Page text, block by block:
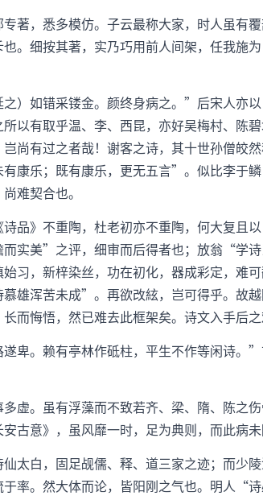
著，悉多模仿。子云最称大家，时人虽有覆
细按其著，实乃巧用前人间架，任我施
）如错采镂金。颜终身病之。”后宋人亦
以有取乎温、李、西昆，亦好吴梅村、陈
尚有过之者哉！谢客之诗，其十世孙僧皎
康乐；既有康乐，更无五言”。似比李于
难契合也。
品》不重陶，杜老初亦不重陶，何大复
实美”之评，细审而后得者也；放翁“学
习，新梓染丝，功在初化，器成彩定，难
浑苦未成”。再欲改絃，岂可得乎。故
而悔悟，然已难去此框架矣。诗文入手后之
卑。赖有亭林作砥柱，平生不作等闲诗。
虚。虽有浮藻而不致若齐、梁、隋、陈之
古意》，虽风靡一时，足为典则，而此病未
太白，固足觇儒、释、道三家之迹；而少
率。然大体而论，皆阳刚之气也。明人“